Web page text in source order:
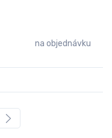
na objednávku